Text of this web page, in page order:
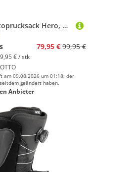
NITRO Laptoprucksack Hero, Polyester
79,95 € 99,95 €
€ / stk
OTTO
am 09.08.2026 um 01:18; der
geändert haben.
Anbieter